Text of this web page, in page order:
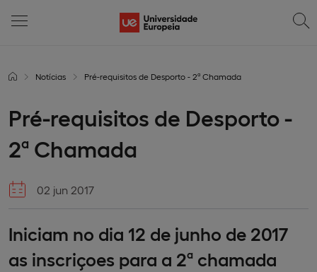
Notícias Pré-requisitos de Desporto - 2ª Chamada
Pré-requisitos de Desporto -
2ª Chamada
02 jun 2017
Iniciam no dia 12 de junho de 2017
as inscriçoes para a 2ª chamada